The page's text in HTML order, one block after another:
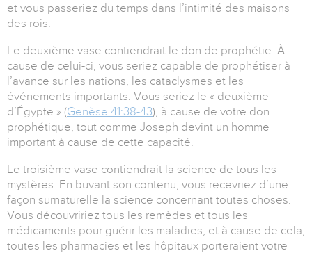
et vous passeriez du temps dans l’intimité des maisons
des rois.
Le deuxième vase contiendrait le don de prophétie. À
cause de celui-ci, vous seriez capable de prophétiser à
l’avance sur les nations, les cataclysmes et les
événements importants. Vous seriez le « deuxième
d’Égypte » (Genèse 41:38-43), à cause de votre don
prophétique, tout comme Joseph devint un homme
important à cause de cette capacité.
Le troisième vase contiendrait la science de tous les
mystères. En buvant son contenu, vous recevriez d’une
façon surnaturelle la science concernant toutes choses.
Vous découvririez tous les remèdes et tous les
médicaments pour guérir les maladies, et à cause de cela,
toutes les pharmacies et les hôpitaux porteraient votre